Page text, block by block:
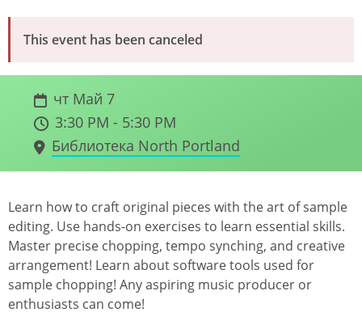
This event has been canceled
чт Май 7
3:30 PM - 5:30 PM
Библиотека North Portland
Learn how to craft original pieces with the art of sample
editing. Use hands-on exercises to learn essential skills.
Master precise chopping, tempo synching, and creative
arrangement! Learn about software tools used for
sample chopping! Any aspiring music producer or
enthusiasts can come!